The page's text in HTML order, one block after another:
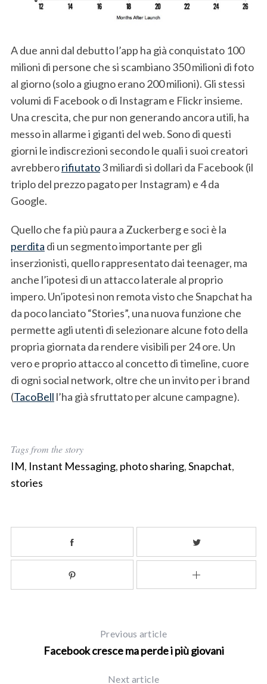
A due anni dal debutto l’app ha già conquistato 100
milioni di persone che si scambiano 350 milioni di foto
al giorno (solo a giugno erano 200 milioni). Gli stessi
volumi di Facebook o di Instagram e Flickr insieme.
Una crescita, che pur non generando ancora utili, ha
messo in allarme i giganti del web. Sono di questi
giorni le indiscrezioni secondo le quali i suoi creatori
avrebberorifiutato3 miliardi si dollari da Facebook (il
triplo del prezzo pagato per Instagram) e 4 da
Google.
Quello che fa più paura a Zuckerberg e soci è la
perdita di un segmento importante per gli
inserzionisti, quello rappresentato dai teenager, ma
anche l’ipotesi di un attacco laterale al proprio
impero. Un’ipotesi non remota visto che Snapchat ha
da poco lanciato “Stories”, una nuova funzione che
permette agli utenti di selezionare alcune foto della
propria giornata da rendere visibili per 24 ore. Un
vero e proprio attacco al concetto di timeline, cuore
di ogni social network, oltre che un invito per i brand
(TacoBell l’ha già sfruttato per alcune campagne).
Tags from the story
IM, Instant Messaging, photo sharing,Snapchat,
stories
Previous article
Facebook cresce ma perde i più giovani
Next article
e
a
r
c
f
o
r